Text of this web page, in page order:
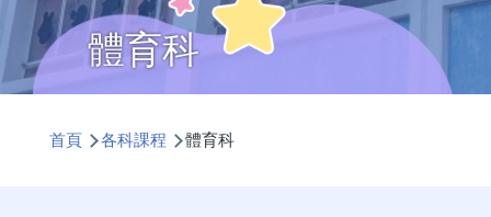
體育科
航
首頁 各科課程 體育科